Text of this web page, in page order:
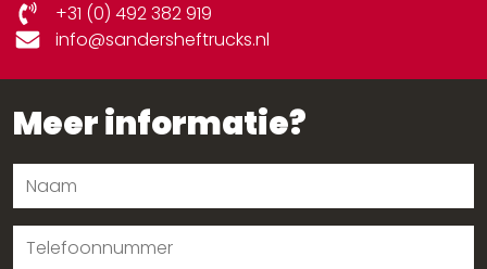
+31 (0) 492 382 919
info@sandersheftrucks.nl
Meer informatie?